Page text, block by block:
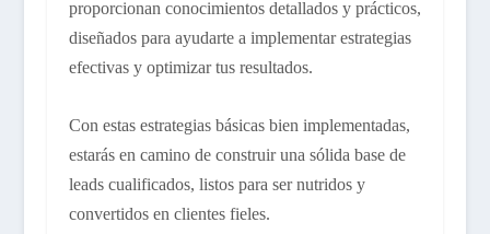
proporcionan conocimientos detallados y prácticos,
diseñados para ayudarte a implementar estrategias
efectivas y optimizar tus resultados.
Con estas estrategias básicas bien implementadas,
estarás en camino de construir una sólida base de
leads cualificados, listos para ser nutridos y
convertidos en clientes fieles.